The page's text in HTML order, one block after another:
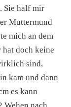
Sie half mir
Muttermund
mich an dem
hat doch keine
sind,
kam und dann
es kann